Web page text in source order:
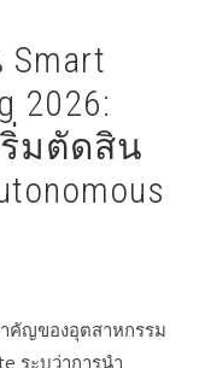
2026:
ริ่มตัดสิน
คัญของอุตสาหกรรม
ระบุว่าการนำ